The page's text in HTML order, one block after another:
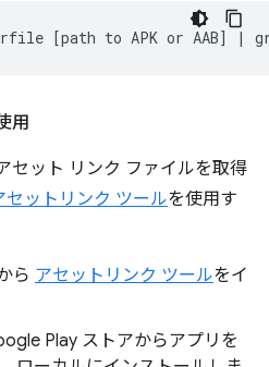
[path to APK or AAB] |
用
セット リンク ファイルを取得
セットリンク ツールを使用す
ら アセットリンク ツールをイ
Play ストアからアプリを